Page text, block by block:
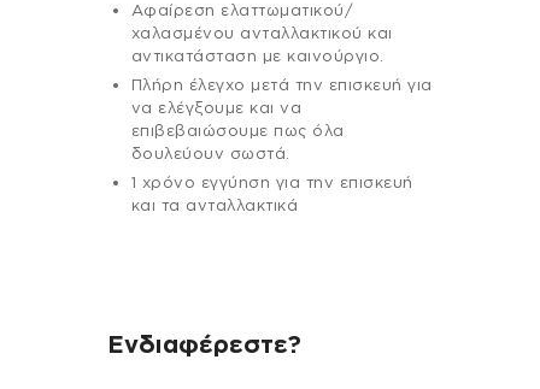
Αφαίρεση ελαττωματικού/
χαλασμένου ανταλλακτικού και
αντικατάσταση με καινούργιο.
Πλήρη έλεγχο μετά την επισκευή για
να ελέγξουμε και να
επιβεβαιώσουμε πως όλα
δουλεύουν σωστά.
1 χρόνο εγγύηση για την επισκευή
και τα ανταλλακτικά
Ενδιαφέρεστε?